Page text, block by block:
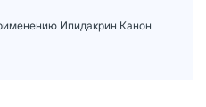
Ипидакрин Канон